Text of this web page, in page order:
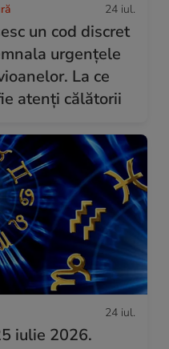
24 iul.
un cod discret
urgențele
La ce
atenți călătorii
24 iul.
iulie 2026.